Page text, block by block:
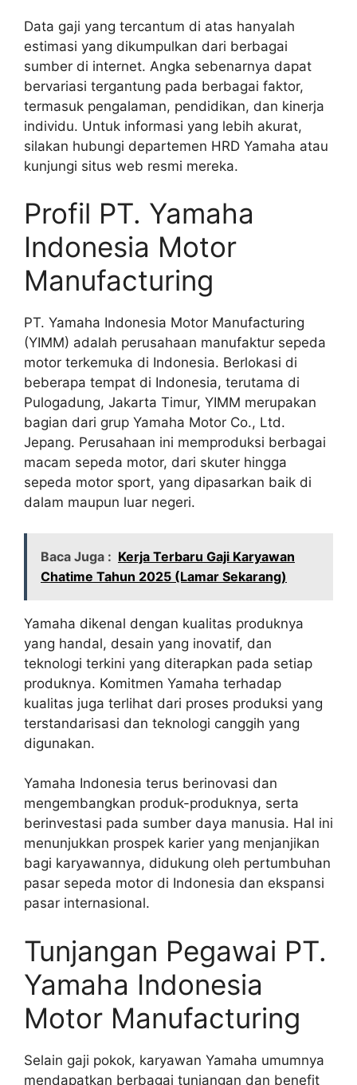
Data gaji yang tercantum di atas hanyalah
estimasi yang dikumpulkan dari berbagai
sumber di internet. Angka sebenarnya dapat
bervariasi tergantung pada berbagai faktor,
termasuk pengalaman, pendidikan, dan kinerja
individu. Untuk informasi yang lebih akurat,
silakan hubungi departemen HRD Yamaha atau
kunjungi situs web resmi mereka.
Profil PT. Yamaha
Indonesia Motor
Manufacturing
PT. Yamaha Indonesia Motor Manufacturing
(YIMM) adalah perusahaan manufaktur sepeda
motor terkemuka di Indonesia. Berlokasi di
beberapa tempat di Indonesia, terutama di
Pulogadung, Jakarta Timur, YIMM merupakan
bagian dari grup Yamaha Motor Co., Ltd.
Jepang. Perusahaan ini memproduksi berbagai
macam sepeda motor, dari skuter hingga
sepeda motor sport, yang dipasarkan baik di
dalam maupun luar negeri.
Baca Juga : Kerja Terbaru Gaji Karyawan
Chatime Tahun 2025 (Lamar Sekarang)
Yamaha dikenal dengan kualitas produknya
yang handal, desain yang inovatif, dan
teknologi terkini yang diterapkan pada setiap
produknya. Komitmen Yamaha terhadap
kualitas juga terlihat dari proses produksi yang
terstandarisasi dan teknologi canggih yang
digunakan.
Yamaha Indonesia terus berinovasi dan
mengembangkan produk-produknya, serta
berinvestasi pada sumber daya manusia. Hal ini
menunjukkan prospek karier yang menjanjikan
bagi karyawannya, didukung oleh pertumbuhan
pasar sepeda motor di Indonesia dan ekspansi
pasar internasional.
Tunjangan Pegawai PT.
Yamaha Indonesia
Motor Manufacturing
Selain gaji pokok, karyawan Yamaha umumnya
mendapatkan berbagai tunjangan dan benefit